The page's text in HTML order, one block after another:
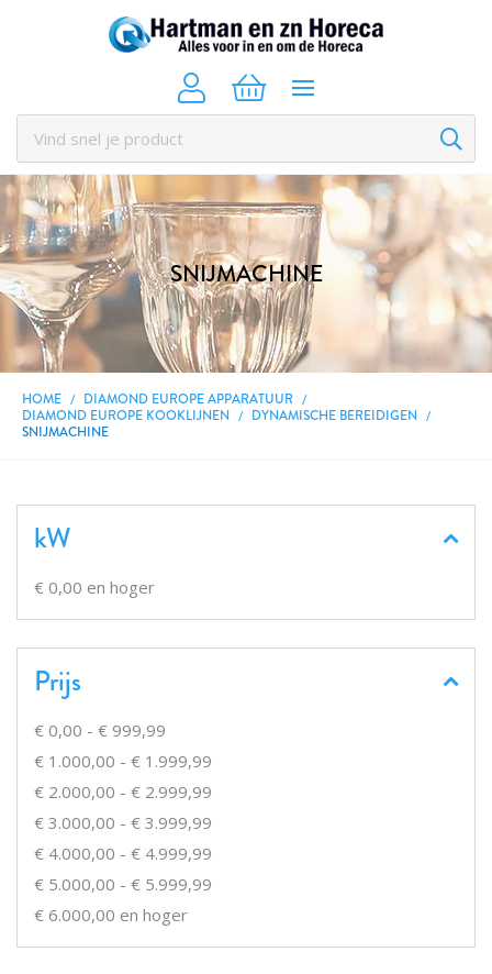
SNIJMACHINE
HOME
DIAMOND EUROPE APPARATUUR
DIAMOND EUROPE KOOKLIJNEN
DYNAMISCHE BEREIDIGEN
SNIJMACHINE
kW
€ 0,00 en hoger
Prijs
€ 0,00 - € 999,99
€ 1.000,00 - € 1.999,99
€ 2.000,00 - € 2.999,99
€ 3.000,00 - € 3.999,99
€ 4.000,00 - € 4.999,99
€ 5.000,00 - € 5.999,99
€ 6.000,00 en hoger